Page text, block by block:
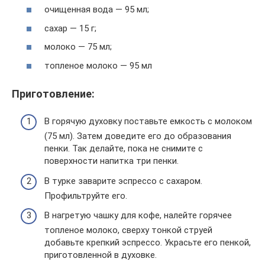
очищенная вода — 95 мл;
сахар — 15 г;
молоко — 75 мл;
топленое молоко — 95 мл
Приготовление:
В горячую духовку поставьте емкость с молоком
(75 мл). Затем доведите его до образования
пенки. Так делайте, пока не снимите с
поверхности напитка три пенки.
В турке заварите эспрессо с сахаром.
Профильтруйте его.
В нагретую чашку для кофе, налейте горячее
топленое молоко, сверху тонкой струей
добавьте крепкий эспрессо. Украсьте его пенкой,
приготовленной в духовке.